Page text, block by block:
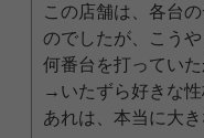
この店舗は、各台
のでしたが、こう
何番台を打っていた
→いたずら好きな性
あれは、本当に大き